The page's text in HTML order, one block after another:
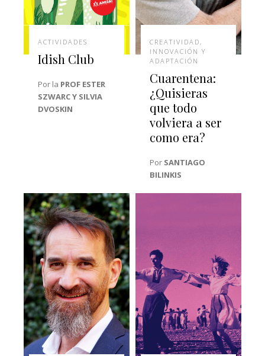
ACTIVIDADES
Idish Club
Por la PROF ESTER
SZWARC Y SILVIA
DVOSKIN
CREATIVIDAD,
INNOVACIÓN Y
ADAPTACIÓN
Cuarentena:
¿Quisieras
que todo
volviera a ser
como era?
Por SANTIAGO
BILINKIS